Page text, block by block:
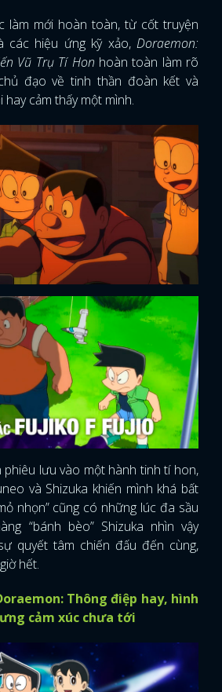
làm mới hoàn toàn, từ cốt truyện
các hiệu ứng kỹ xảo, Doraemon:
Vũ Trụ Tí Hon hoàn toàn làm rõ
đạo về tinh thần đoàn kết và
cảm thấy một mình.
phiêu lưu vào một hành tinh tí hon,
và Shizuka khiến mình khá bất
nhọn” cũng có những lúc đa sầu
“bánh bèo” Shizuka nhìn vậy
quyết tâm chiến đấu đến cùng,
hết.
Thông điệp hay, hình
cảm xúc chưa tới